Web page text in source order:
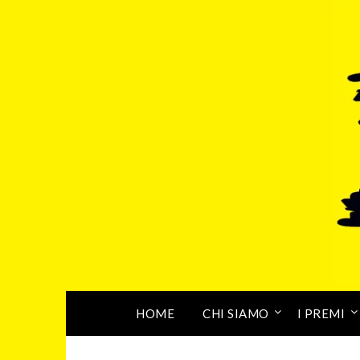
HOME CHI SIAMO I PREMI